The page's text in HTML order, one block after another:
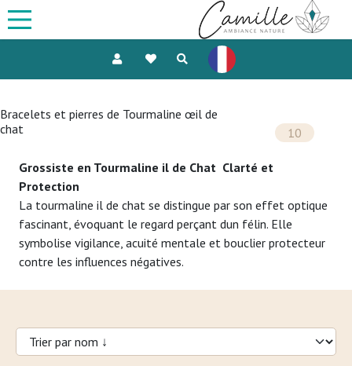
Bracelets et pierres de Tourmaline œil de
chat
10
Grossiste en Tourmaline il de Chat  Clarté et
Protection
La tourmaline il de chat se distingue par son effet optique
fascinant, évoquant le regard perçant dun félin. Elle
symbolise vigilance, acuité mentale et bouclier protecteur
contre les influences négatives.